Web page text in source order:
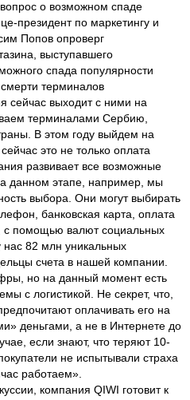
о возможном спаде
президент по маркетингу и
Попов опроверг
выступавшего
спада популярности
терминалов
сейчас выходит с ними на
терминалами Сербию,
В этом году выйдем на
это не только оплата
развивает все возможные
данном этапе, например, мы
выбора. Они могут выбирать
банковская карта, оплата
с помощью валют социальных
82 млн уникальных
счета в нашей компании.
но на данный момент есть
с логистикой. Не секрет, что,
оплачивать его на
деньгами, а не в Интернете до
если знают, что теряют 10-
не испытывали страха
работаем».
компания QIWI готовит к